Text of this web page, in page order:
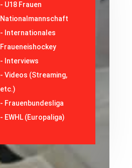
- U18 Frauen
Nationalmannschaft
- Internationales
Fraueneishockey
- Interviews
-Videos (Streaming,
etc.)
- Frauenbundesliga
- EWHL (Europaliga)